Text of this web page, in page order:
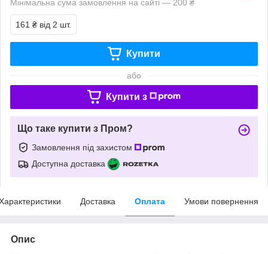
Мінімальна сума замовлення на сайті — 200 ₴
161 ₴ від 2 шт.
Купити
або
Купити з
Що таке купити з Пром?
Замовлення під захистом
Доступна доставка
Доставка Оплата Умови повернення
Опис